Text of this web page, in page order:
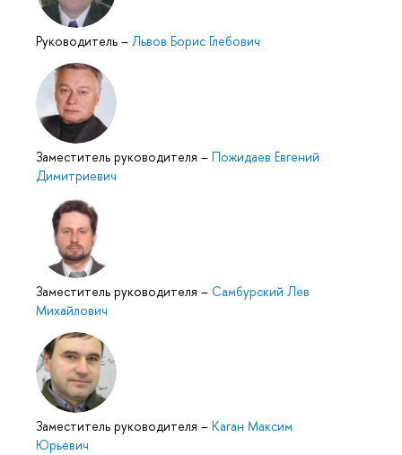
Руководитель – Львов Борис Глебович
Заместитель руководителя – Пожидаев Евгений
Димитриевич
Заместитель руководителя – Самбурский Лев
Михайлович
Заместитель руководителя – Каган Максим
Юрьевич